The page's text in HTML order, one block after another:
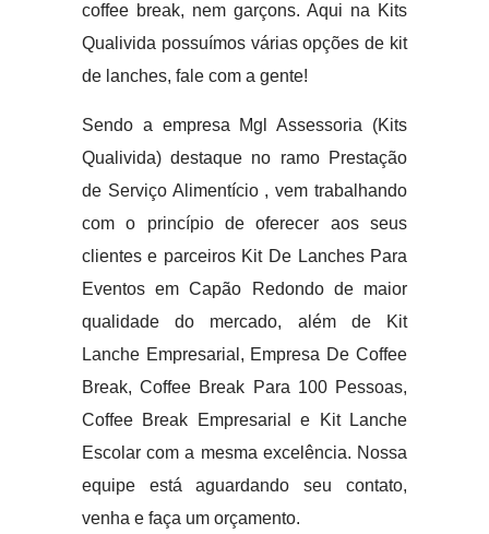
coffee break, nem garçons. Aqui na Kits
Qualivida possuímos várias opções de kit
de lanches, fale com a gente!
Sendo a empresa Mgl Assessoria (Kits
Qualivida) destaque no ramo Prestação
de Serviço Alimentício , vem trabalhando
com o princípio de oferecer aos seus
clientes e parceiros Kit De Lanches Para
Eventos em Capão Redondo de maior
qualidade do mercado, além de Kit
Lanche Empresarial, Empresa De Coffee
Break, Coffee Break Para 100 Pessoas,
Coffee Break Empresarial e Kit Lanche
Escolar com a mesma excelência. Nossa
equipe está aguardando seu contato,
venha e faça um orçamento.